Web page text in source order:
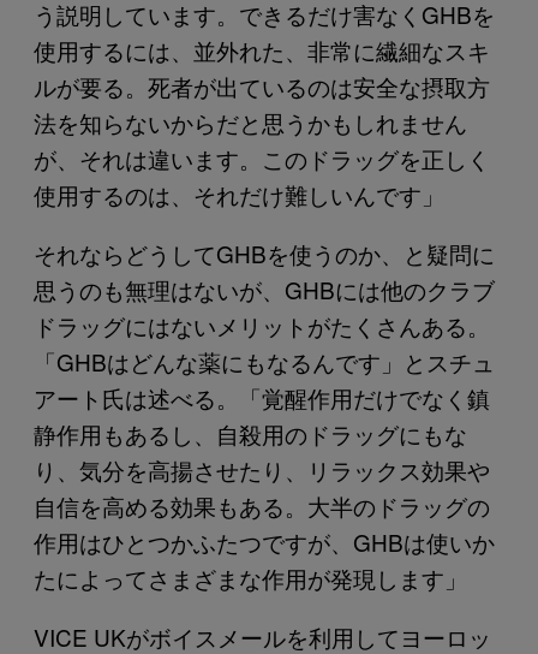
う説明しています。できるだけ害なくGHBを
使用するには、並外れた、非常に繊細なスキ
ルが要る。死者が出ているのは安全な摂取方
法を知らないからだと思うかもしれません
が、それは違います。このドラッグを正しく
使用するのは、それだけ難しいんです」
それならどうしてGHBを使うのか、と疑問に
思うのも無理はないが、GHBには他のクラブ
ドラッグにはないメリットがたくさんある。
「GHBはどんな薬にもなるんです」とスチュ
アート氏は述べる。「覚醒作用だけでなく鎮
静作用もあるし、自殺用のドラッグにもな
り、気分を高揚させたり、リラックス効果や
自信を高める効果もある。大半のドラッグの
作用はひとつかふたつですが、GHBは使いか
たによってさまざまな作用が発現します」
VICE UKがボイスメールを利用してヨーロッ